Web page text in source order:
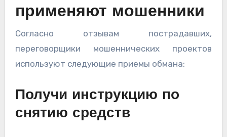
применяют мошенники
Согласно отзывам пострадавших,
переговорщики мошеннических проектов
используют следующие приемы обмана:
Получи инструкцию по
снятию средств